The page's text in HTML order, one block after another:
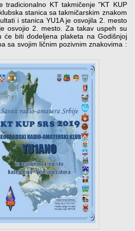
tradicionalno KT takmičenje "KT KUP
stanica sa takmičarskim znakom
i stanica YU1A je osvojila 2. mesto
osvojio 2. mesto. Za takav uspeh su
biti dodeljena plaketa na Godišnjoj
sa svojim ličnim pozivnim znakovima :